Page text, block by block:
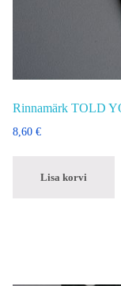
Rinnamärk TOLD
8,60 €
Lisa korvi